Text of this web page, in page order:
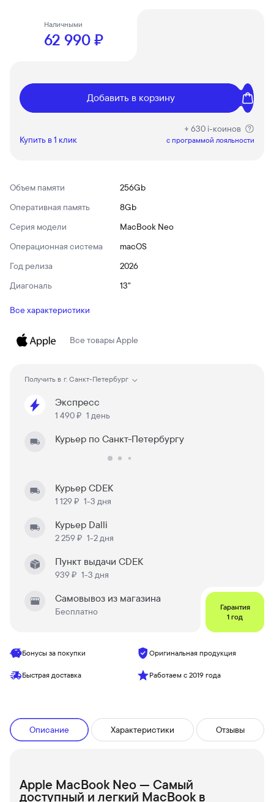
Наличными
62 990 ₽
Добавить в корзину
Купить в 1 клик
+ 630 i-коинов
c программой лояльности
Объем памяти
256Gb
Оперативная память
8Gb
Серия модели
MacBook Neo
Операционная система
macOS
Год релиза
2026
Диагональ
13"
Все характеристики
Все товарыApple
Получить в г. Санкт-Петербург
Экспресс
1 490 ₽ 1 день
Курьер по Санкт-Петербургу
Курьер CDEK
1 129 ₽ 1-3 дня
Курьер Dalli
2 259 ₽ 1-2 дня
Пункт выдачи CDEK
939 ₽ 1-3 дня
Самовывоз из магазина
Бесплатно
Гарантия
1 год
Бонусы за покупки Оригинальная продукция
Быстрая доставка Работаем с 2019 года
Описание Характеристики Отзывы
Apple MacBook Neo — Самый
доступный и легкий MacBook в